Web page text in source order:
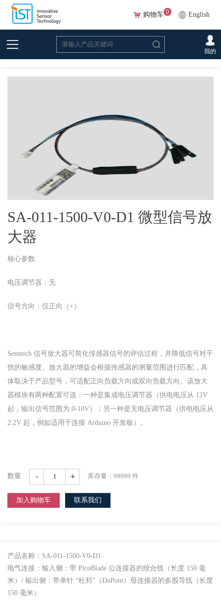
English
购物车 0
我的
首页 >力传感器> 力传感器配件 >SA-011-1500-V0-D1 微型信
SA-011-1500-V0-D1 微型信号放
大器
核心参数:
电压调节器：无
信号方向：仅正向（+）
Senstech 信号放大器可简化传感器信号的评估过程，并降低信号对干
扰的敏感度。放大器的增益会根据传感器的测量范围进行匹配，具
体取决于产品型号，可适配正向负载方向或双向负载方向。该放大
器模块有两种配置可选：一种是集成电压调节器（供电电压从 12V
起，输出信号范围为 0-10V）；另一种是无电压调节器（供电电压从
2.2V 起，例如适用于连接 Arduino 开发板）。
数量 - + 库存量： 99999 件
加入购物车 联系我们
产品名称：SA-011-1500-V0-D1
电气连接：输入侧：带 PicoBlade 公连接器的绞合线（长度 150 毫
米）/ 输出侧：带单针 “杜邦”（DuPont）母连接器的多股导线（长度
150 毫米）